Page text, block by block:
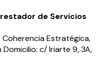
de Servicios
Estratégica,
Domicilio: c/ Iriarte 9, 3A,